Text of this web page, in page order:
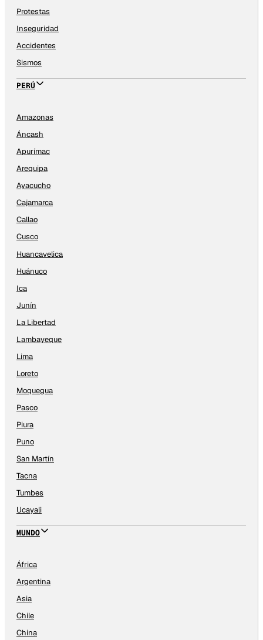
Protestas
Inseguridad
Accidentes
Sismos
PERÚ
Amazonas
Áncash
Apurímac
Arequipa
Ayacucho
Cajamarca
Callao
Cusco
Huancavelica
Huánuco
Ica
Junín
La Libertad
Lambayeque
Lima
Loreto
Moquegua
Pasco
Piura
Puno
San Martín
Tacna
Tumbes
Ucayali
MUNDO
África
Argentina
Asia
Chile
China